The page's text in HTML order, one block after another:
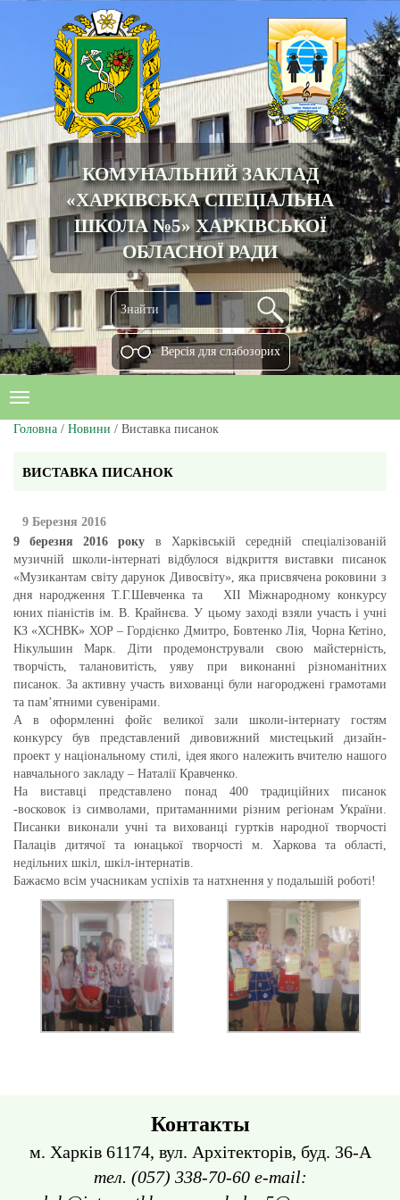
КОМУНАЛЬНИЙ ЗАКЛАД
«ХАРКІВСЬКА СПЕЦІАЛЬНА
ШКОЛА №5» ХАРКІВСЬКОЇ
ОБЛАСНОЇ РАДИ
Версiя для слабозорих
Головна / Новини / Виставка писанок
ВИСТАВКА ПИСАНОК
9 Березня 2016
9 березня 2016 року в Харківській середній спеціалізованій
музичній школи-інтернаті відбулося відкриття виставки писанок
«Музикантам світу дарунок Дивосвіту», яка присвячена роковини з
дня народження Т.Г.Шевченка та ХІІ Міжнародному конкурсу
юних піаністів ім. В. Крайнєва. У цьому заході взяли участь і учні
КЗ «ХСНВК» ХОР – Гордієнко Дмитро, Бовтенко Лія, Чорна Кетіно,
Нікульшин Марк. Діти продемонстрували свою майстерність,
творчість, талановитість, уяву при виконанні різноманітних
писанок. За активну участь вихованці були нагороджені грамотами
та пам’ятними сувенірами.
А в оформленні фойє великої зали школи-інтернату гостям
конкурсу був представлений дивовижний мистецький дизайн-
проект у національному стилі, ідея якого належить вчителю нашого
навчального закладу – Наталії Кравченко.
На виставці представлено понад 400 традиційних писанок
-восковок із символами, притаманними різним регіонам України.
Писанки виконали учні та вихованці гуртків народної творчості
Палаців дитячої та юнацької творчості м. Харкова та області,
недільних шкіл, шкіл-інтернатів.
Бажаємо всім учасникам успіхів та натхнення у подальшій роботі!
Контакты
м. Харків 61174, вул. Архітекторів, буд. 36-А
тел. (057) 338-70-60 e-mail: